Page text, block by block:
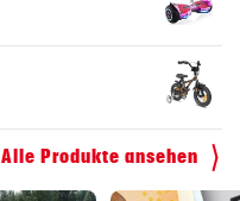
Alle Produkte ansehen